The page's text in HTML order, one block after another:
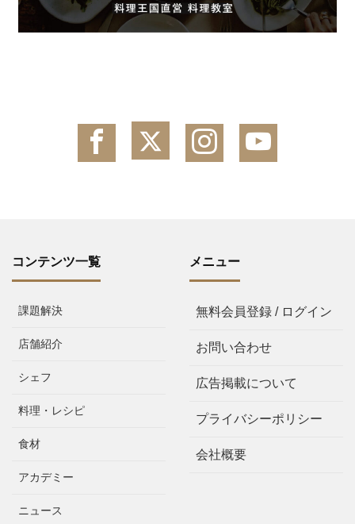
コンテンツ一覧
課題解決
店舗紹介
シェフ
料理・レシピ
食材
アカデミー
ニュース
メニュー
無料会員登録 / ログイン
お問い合わせ
広告掲載について
プライバシーポリシー
会社概要